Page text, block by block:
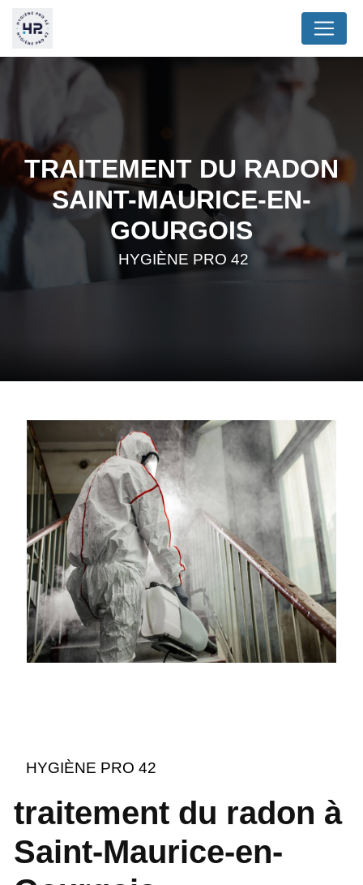
TRAITEMENT DU RADON
SAINT-MAURICE-EN-
GOURGOIS
HYGIÈNE PRO 42
HYGIÈNE PRO 42
traitement du radon à
Saint-Maurice-en-
Panneau de gestion des cookies